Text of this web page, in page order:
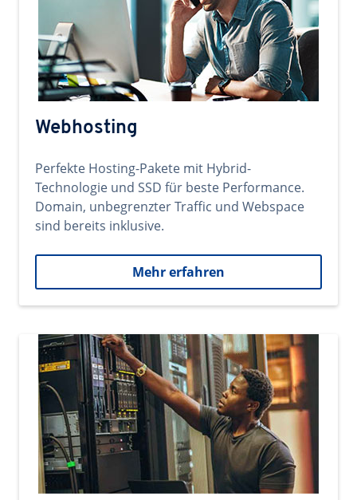
Webhosting
Perfekte Hosting-Pakete mit Hybrid-
Technologie und SSD für beste Performance.
Domain, unbegrenzter Traffic und Webspace
sind bereits inklusive.
Mehr erfahren